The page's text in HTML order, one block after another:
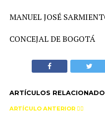
MANUEL JOSÉ
CONCEJAL DE BOGOTÁ
ARTÍCULOS
ARTÍCULO ANTERIOR 👉🏻